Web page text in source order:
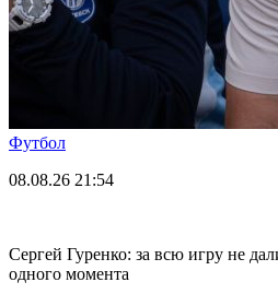
Футбол
08.08.26 21:54
Сергей Гуренко: за всю игру не
одного момента